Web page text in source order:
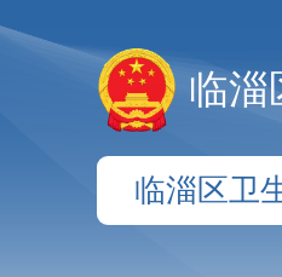
临淄
临淄区卫